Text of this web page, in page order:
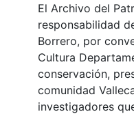
El Archivo del
responsabilidad
Borrero, por
Cultura
conservación,
comunidad
investigadores